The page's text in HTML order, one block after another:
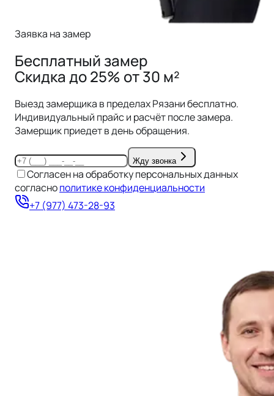
Заявка на замер
Бесплатный замер
Скидка до 25% от 30 м²
Выезд замерщика в пределахРязанибесплатно.
Индивидуальный прайс и расчёт после замера.
Замерщик приедет в день обращения.
Жду звонка
Согласен на обработку персональных данных
согласнополитике конфиденциальности
+7 (977) 473-28-93